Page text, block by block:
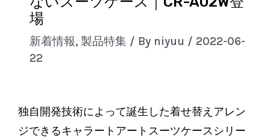
場
新着情報,製品特集 / By niyuu / 2022-06-
22
独自開発技術によって誕生した着せ替えアレン
ジできるキャラートアートスーツケースシリー